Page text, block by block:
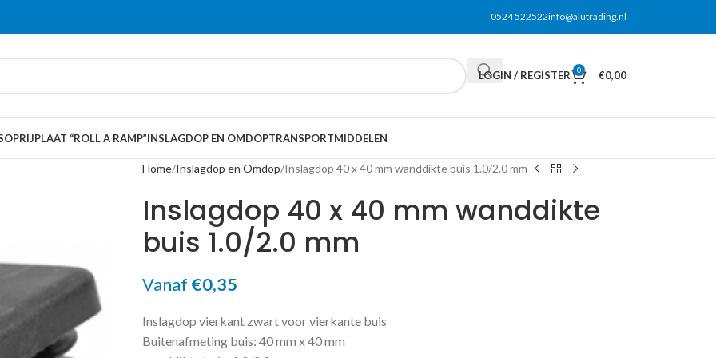
0524 522522info@alutrading.nl
LOGIN / REGISTER 0 €0,00
OPRIJPLAAT “ROLL A RAMP”INSLAGDOP EN OMDOPTRANSPORTMIDDELEN
Home Inslagdop en Omdop Inslagdop 40 x 40 mm wanddikte buis 1.0/2.0 mm
Inslagdop 40 x 40 mm wanddikte
buis 1.0/2.0 mm
Vanaf €0,35
Inslagdop vierkant zwart voor vierkante buis
Buitenafmeting buis: 40 mm x 40 mm